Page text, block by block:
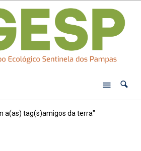
a(as) tag(s)amigos da terra"